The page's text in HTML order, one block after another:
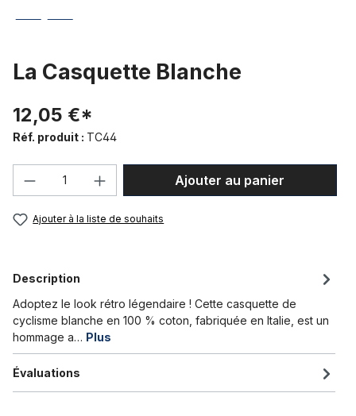
La Casquette Blanche
12,05 €*
Réf. produit : TC44
Quantité de produit : Entrez la
Ajouter au panier
Ajouter à la liste de souhaits
Description
Adoptez le look rétro légendaire ! Cette casquette de
cyclisme blanche en 100 % coton, fabriquée en Italie, est un
hommage a… Plus
Évaluations